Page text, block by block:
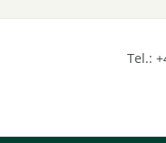
Tel.: